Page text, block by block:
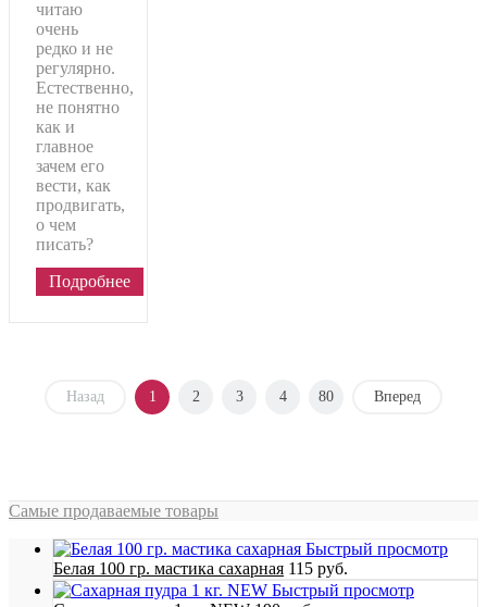
читаю
очень
редко и не
регулярно.
Естественно,
не понятно
как и
главное
зачем его
вести, как
продвигать,
о чем
писать?
Подробнее
Назад 1 2 3 4 80 Вперед
Самые продаваемые товары
Быстрый просмотр
Белая 100 гр. мастика сахарная 115 руб.
Быстрый просмотр